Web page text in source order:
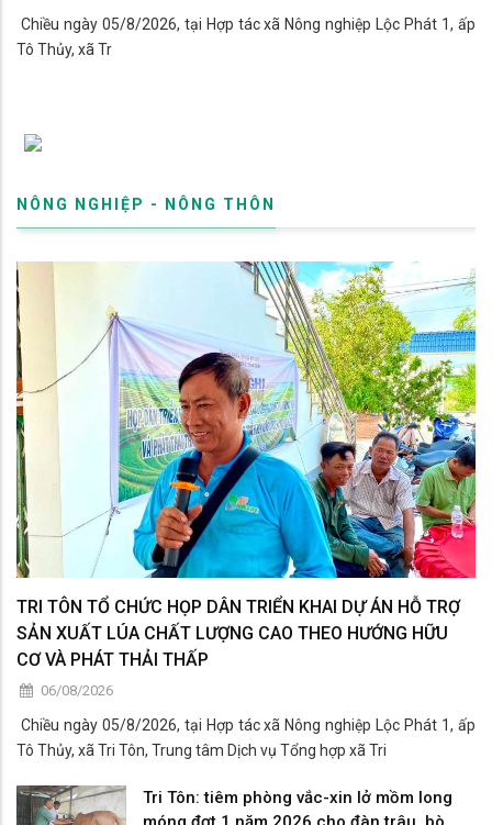
​ Chiều ngày 05/8/2026, tại Hợp tác xã Nông nghiệp Lộc Phát 1, ấp
Tô Thủy, xã Tr
NÔNG NGHIỆP - NÔNG THÔN
TRI TÔN TỔ CHỨC HỌP DÂN TRIỂN KHAI DỰ ÁN HỖ TRỢ
SẢN XUẤT LÚA CHẤT LƯỢNG CAO THEO HƯỚNG HỮU
CƠ VÀ PHÁT THẢI THẤP
06/08/2026
​ Chiều ngày 05/8/2026, tại Hợp tác xã Nông nghiệp Lộc Phát 1, ấp
Tô Thủy, xã Tri Tôn, Trung tâm Dịch vụ Tổng hợp xã Tri
Tri Tôn: tiêm phòng vắc-xin lở mồm long